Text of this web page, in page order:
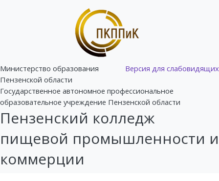
Версия для слабовидящих
Министерство образования
Пензенской области
Государственное автономное профессиональное
образовательное учреждение Пензенской области
Пензенский колледж
пищевой промышленности и
коммерции